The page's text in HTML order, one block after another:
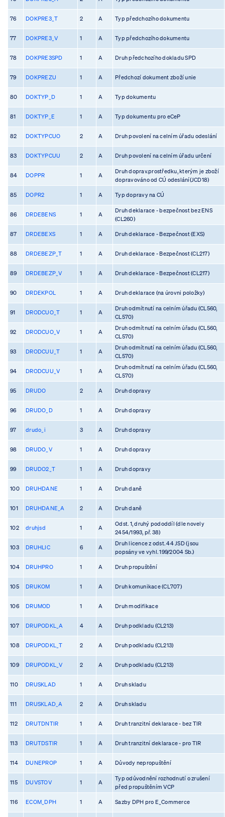
76 DOKPRE3_T 2 A Typ předchozího dokumentu
77 DOKPRE3_V 1 A Typ předchozího dokumentu
78 DOKPRE3SPD 1 A Druh předchozího dokladu SPD
79 DOKPREZU 1 A Předchozí dokument zboží unie
80 DOKTYP_D 1 A Typ dokumentu
81 DOKTYP_E 1 A Typ dokumentu pro eCeP
82 DOKTYPCUO 2 A Druh povolení na celním úřadu odeslání
83 DOKTYPCUU 2 A Druh povolení na celním úřadu určení
84 DOPPR 1 A
Druh doprav.prostředku, kterým je zboží
dopravováno od CÚ odeslání(JCD18)
85 DOPR2 1 A Typ dopravy na CÚ
86 DRDEBENS 1 A
Druh deklarace - bezpečnost bez ENS
(CL260)
87 DRDEBEXS 1 A Druh deklarace - Bezpečnost (EXS)
88 DRDEBEZP_T 1 A Druh deklarace - Bezpečnost (CL217)
89 DRDEBEZP_V 1 A Druh deklarace - Bezpečnost (CL217)
90 DRDEKPOL 1 A Druh deklarace (na úrovni položky)
91 DRODCUO_T 1 A
Druh odmítnutí na celním úřadu (CL560,
CL570)
92 DRODCUO_V 1 A
Druh odmítnutí na celním úřadu (CL560,
CL570)
93 DRODCUU_T 1 A
Druh odmítnutí na celním úřadu (CL560,
CL570)
94 DRODCUU_V 1 A
Druh odmítnutí na celním úřadu (CL560,
CL570)
95 DRUDO 2 A Druh dopravy
96 DRUDO_D 1 A Druh dopravy
97 drudo_i 3 A Druh dopravy
98 DRUDO_V 1 A Druh dopravy
99 DRUDO2_T 1 A Druh dopravy
100 DRUHDANE 1 A Druh daně
101 DRUHDANE_A 2 A Druh daně
102 druhjsd 1 A
Odst. 1, druhý pododdíl (dle novely
2454/1993, př. 38)
103 DRUHLIC 6 A
Druh licence z odst. 44 JSD (jsou
popsány ve vyhl. 199/2004 Sb.)
104 DRUHPRO 1 A Druh propuštění
105 DRUKOM 1 A Druh komunikace (CL707)
106 DRUMOD 1 A Druh modifikace
107 DRUPODKL_A 4 A Druh podkladu (CL213)
108 DRUPODKL_T 2 A Druh podkladu (CL213)
109 DRUPODKL_V 2 A Druh podkladu (CL213)
110 DRUSKLAD 1 A Druh skladu
111 DRUSKLAD_A 2 A Druh skladu
112 DRUTDNTIR 1 A Druh tranzitní deklarace - bez TIR
113 DRUTDSTIR 1 A Druh tranzitní deklarace - pro TIR
114 DUNEPROP 1 A Důvody nepropuštění
115 DUVSTOV 1 A
Typ odůvodnění rozhodnutí o zrušení
před propuštěním VCP
116 ECOM_DPH 1 A Sazby DPH pro E_Commerce